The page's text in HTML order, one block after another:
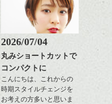
ヘビーな色味のカラーと組み合わせて引き
締めるのもありです。
残す長さを調節したり、、、
色々変化をつけることができ、短めで遊び
まず ハメらめた2人とイタリア人旅行者の3
人が刑務所に入れられます。
それでそこから脱獄する話。
(脱獄シーンは ばっさりカット)という内容で
す。笑
まず一言、最高。
この映画は楽天的というか余裕系という
か、、
生きていればたまにある高揚も美しい、物
2026/07/04
丸みショートカットで
コンパクトに
こんにちは、これからの
時期スタイルチェンジを
お考えの方多いと思いま